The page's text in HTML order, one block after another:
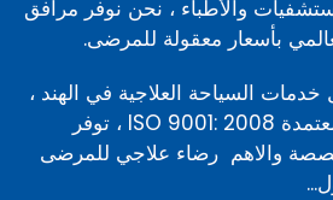
والأطباء ، نحن نوفر مرافق
بأسعار معقولة للمرضى.
السياحة العلاجية في الهند ،
كيورانديا هي مؤسسة معتمدة ISO 9001: 2008 ، توفر
والاهم رضاء علاجي للمرضى